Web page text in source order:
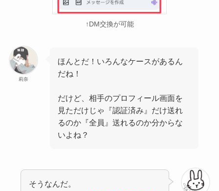
↑DM交換が可能
莉奈
ほんとだ！いろんなケースがあるん
だね！
だけど、相手のプロフィール画面を
見ただけじゃ『認証済み』だけ送れ
るのか『全員』送れるのか分からな
いよね？
そうなんだ。